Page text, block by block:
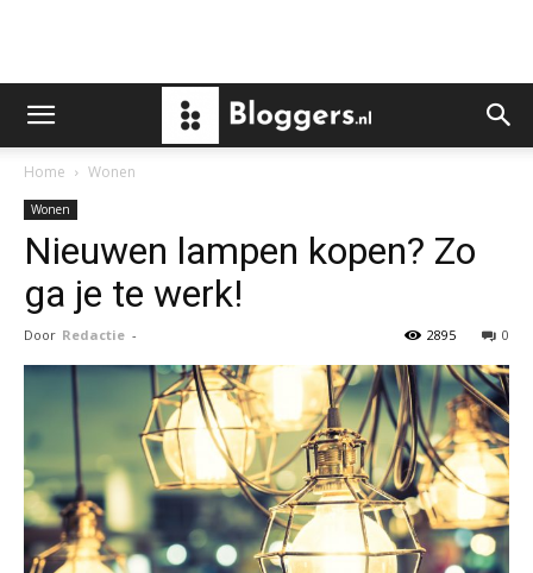
Home Wonen
Wonen
Nieuwen lampen kopen? Zo
ga je te werk!
Door Redactie - 0
2895